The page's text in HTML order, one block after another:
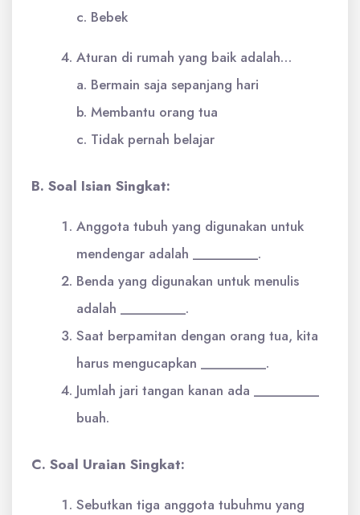
c. Bebek
Aturan di rumah yang baik adalah…
a. Bermain saja sepanjang hari
b. Membantu orang tua
c. Tidak pernah belajar
B. Soal Isian Singkat:
Anggota tubuh yang digunakan untuk
mendengar adalah _________.
Benda yang digunakan untuk menulis
adalah _________.
Saat berpamitan dengan orang tua, kita
harus mengucapkan _________.
Jumlah jari tangan kanan ada _________
buah.
C. Soal Uraian Singkat:
Sebutkan tiga anggota tubuhmu yang